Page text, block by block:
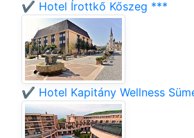
✔️ Hotel Írottkő Kőszeg ***
✔️ Hotel Kapitány Wellness